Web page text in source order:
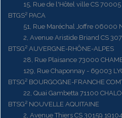
15, Rue de l'Hôtel ville CS 70005
BTGS² PACA
51, Rue Maréchal Joffre 06000
2, Avenue Aristide Briand CS
BTSG² AUVERGNE-RHÔNE-ALPES
28, Rue Plaisance 73000
129, Rue Chaponnay - 69003
BTSG² BOURGOGNE-FRANCHE
22, Quai Gambetta 71100
BTSG² NOUVELLE AQUITAINE
2, Avenue Thiers CS 30159 19104